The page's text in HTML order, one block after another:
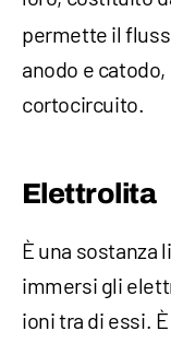
permette il
anodo e
cortocircuito.
Elettrolita
È una sostanza
immersi gli
ioni tra di essi.